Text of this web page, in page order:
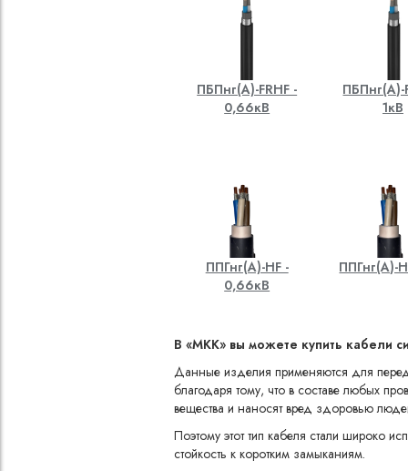
ПБПнг(A)-FRHF -
0,66кВ
ПБПнг(A)-
1кВ
ППГнг(A)-HF -
0,66кВ
ППГнг(A)-
В «МКК» вы можете купить кабели
Данные изделия применяются для
благодаря тому, что в составе любых
вещества и наносят вред здоровью
Поэтому этот тип кабеля стали широко
стойкость к коротким замыканиям.